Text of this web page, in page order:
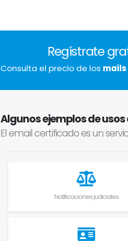
Regístrate
Consulta el precio de los
Algunos ejemplos de
El email certificado es un
Notificaciones judiciales